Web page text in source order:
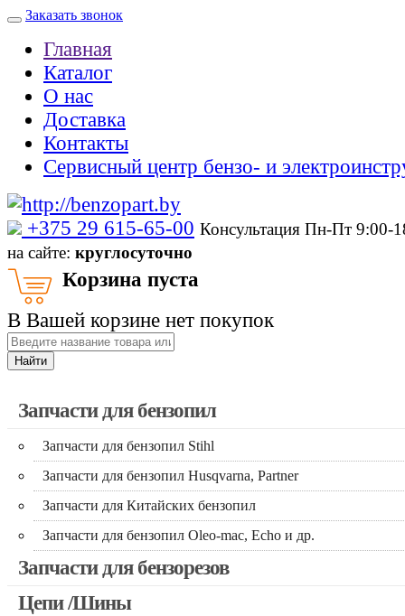
Заказать звонок
Главная
Каталог
О нас
Доставка
Контакты
Сервисный центр бензо- и
‎+375 29 615-65-00 Консультация Пн-Пт 9:00-
на сайте: круглосуточно
Корзина пуста
В Вашей корзине нет покупок
Найти
Запчасти для бензопил
Запчасти для бензопил Stihl
Запчасти для бензопил Husqvarna, Partner
Запчасти для Китайских бензопил
Запчасти для бензопил Oleo-mac, Echo и др.
Запчасти для бензорезов
Цепи /Шины